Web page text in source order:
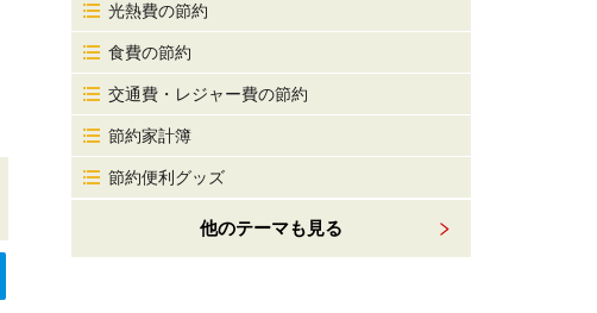
光熱費の節約
食費の節約
交通費・レジャー費の節約
節約家計簿
節約便利グッズ
他のテーマも見る